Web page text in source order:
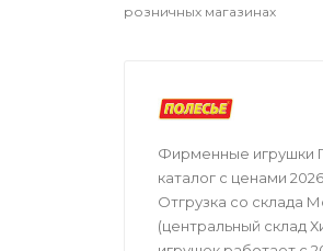
розничных магазинах
Фирменные игрушки
каталог с ценами 2026
Отгрузка со склада
(центральный склад